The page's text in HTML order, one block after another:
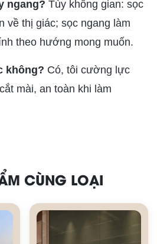
ngang? Tùy không gian: sọc
về thị giác; sọc ngang làm
theo hướng mong muốn.
không? Có, tôi cường lực
mài, an toàn khi làm
CÙNG LOẠI